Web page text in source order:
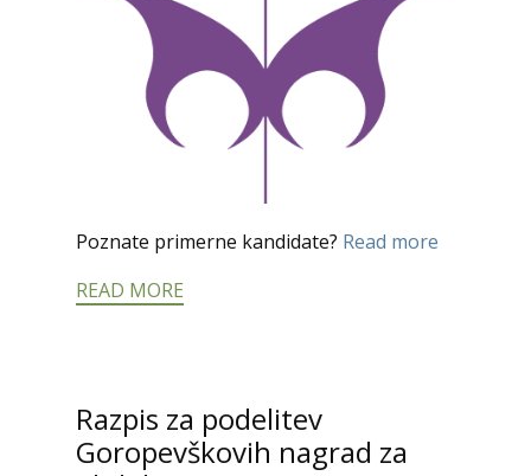
Poznate primerne kandidate? Read more
READ MORE
Razpis za podelitev
Goropevškovih nagrad za